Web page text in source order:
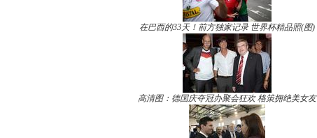
在巴西的33天！前方独家记录 世界杯精品照(图)
高清图：德国庆夺冠办聚会狂欢 格策拥绝美女友